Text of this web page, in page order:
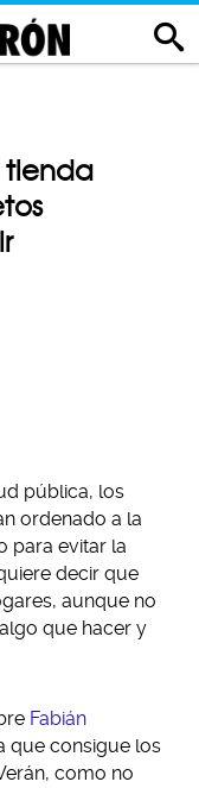
tienda
pública, los
ordenado a la
para evitar la
decir que
aunque no
que hacer y
Fabián
que consigue los
como no